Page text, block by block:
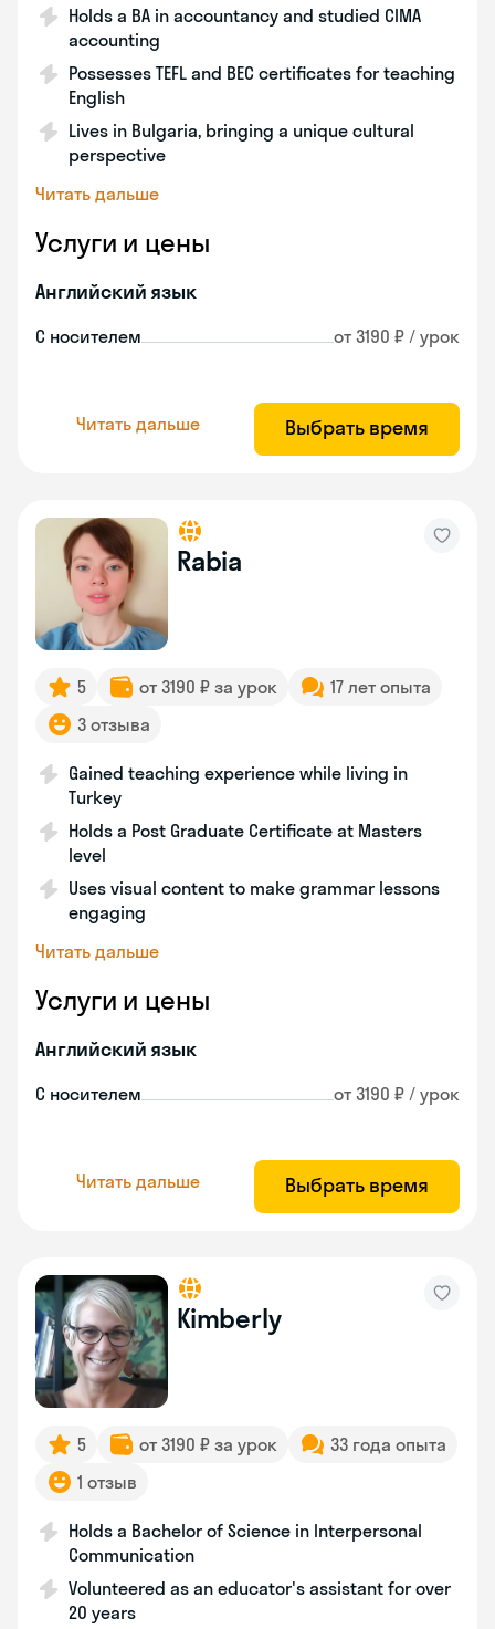
Holds a BA in accountancy and studied CIMA
accounting
Possesses TEFL and BEC certificates for teaching
English
Lives in Bulgaria, bringing a unique cultural
perspective
Читать дальше
Услуги и цены
Английский язык
С носителем от 3190 ₽ / урок
Читать дальше Выбрать время
Rabia
5 от 3190 ₽ за урок
17 лет опыта
3 отзыва
Gained teaching experience while living in
Turkey
Holds a Post Graduate Certificate at Masters
level
Uses visual content to make grammar lessons
engaging
Читать дальше
Услуги и цены
Английский язык
С носителем от 3190 ₽ / урок
Читать дальше Выбрать время
Kimberly
5 от 3190 ₽ за урок
33 года опыта
1 отзыв
Holds a Bachelor of Science in Interpersonal
Communication
Volunteered as an educator's assistant for over
20 years